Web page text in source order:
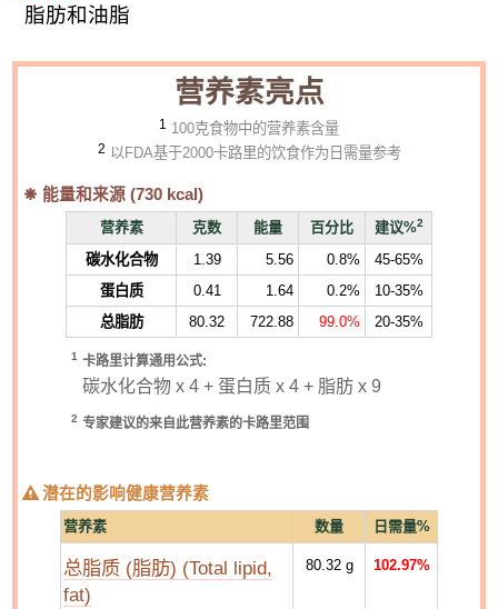
脂肪和油脂
营养素亮点
1 100克食物中的营养素含量
2 以FDA基于2000卡路里的饮食作为日需量参考
能量和来源 (730 kcal)
营养素 克数 能量 百分比 建议%2
碳水化合物 1.39 5.56 0.8%
45-65%
蛋白质
0.41 1.64 0.2%
10-35%
总脂肪
80.32 722.88 99.0% 20-35%
1 卡路里计算通用公式:
碳水化合物 x 4 + 蛋白质 x 4 + 脂肪 x 9
2 专家建议的来自此营养素的卡路里范围
潜在的影响健康营养素
营养素 数量 日需量%
总脂质 (脂肪) (Total lipid,
fat)
80.32g 102.97%